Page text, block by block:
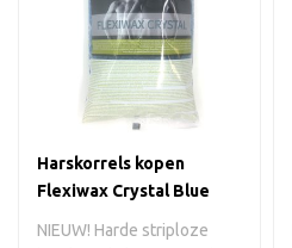
Harskorrels kopen
Flexiwax Crystal Blue
Azulene 800 gram
NIEUW! Harde striploze